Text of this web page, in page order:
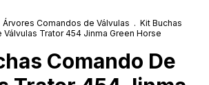
Árvores Comandos de Válvulas . Kit Buchas
Válvulas Trator 454 Jinma Green Horse
Comando De